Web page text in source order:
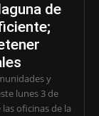
de
y
lunes 3 de
oficinas de la